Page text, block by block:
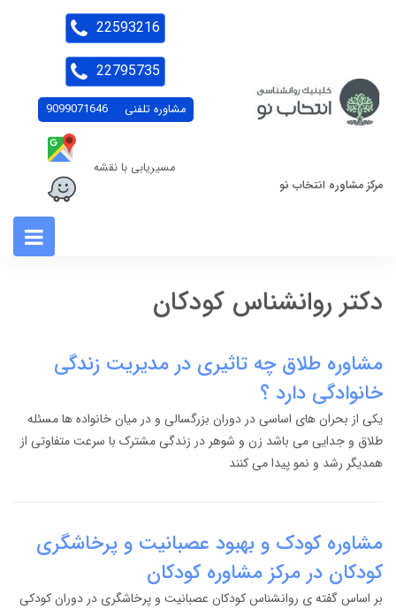
مرکز مشاوره انتخاب نو
مشاوره تلفنی 9099071646
مسیریابی با نقشه
22593216
22795735
دکتر روانشناس کودکان
مشاوره طلاق چه تاثیری در مدیریت زندگی
خانوادگی دارد ؟
یکی از بحران های اساسی در دوران بزرگسالی و در میان خانواده ها مسئله
طلاق و جدایی می باشد زن و شوهر در زندگی مشترک با سرعت متفاوتی از
همدیگر رشد و نمو پیدا می کنند
مشاوره کودک و بهبود عصبانیت و پرخاشگری
کودکان در مرکز مشاوره کودکان
بر اساس گفته ی روانشناس کودکان عصبانیت و پرخاشگری در دوران کودکی